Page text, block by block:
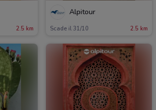
2.5 km
Alpitour
Scade il 31/10 2.5 km